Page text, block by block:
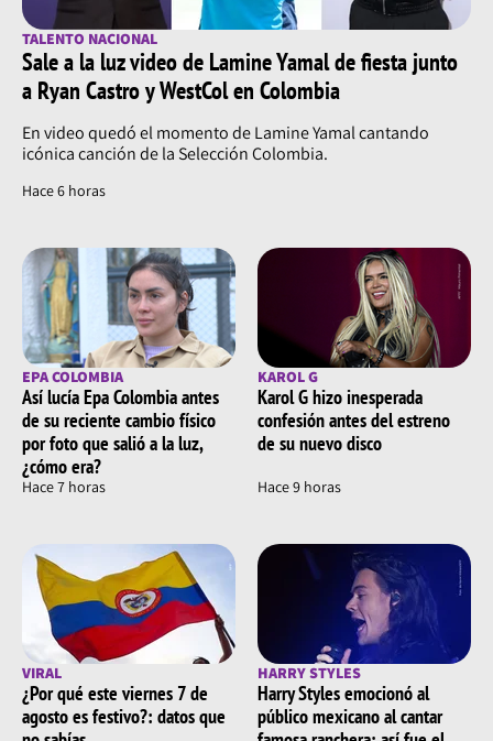
TALENTO NACIONAL
Sale a la luz video de Lamine Yamal de fiesta junto
a Ryan Castro y WestCol en Colombia
En video quedó el momento de Lamine Yamal cantando
icónica canción de la Selección Colombia.
Hace 6 horas
EPA COLOMBIA
Así lucía Epa Colombia antes
de su reciente cambio físico
por foto que salió a la luz,
¿cómo era?
Hace 7 horas
KAROL G
Karol G hizo inesperada
confesión antes del estreno
de su nuevo disco
Hace 9 horas
VIRAL
¿Por qué este viernes 7 de
agosto es festivo?: datos que
HARRY STYLES
Harry Styles emocionó al
público mexicano al cantar